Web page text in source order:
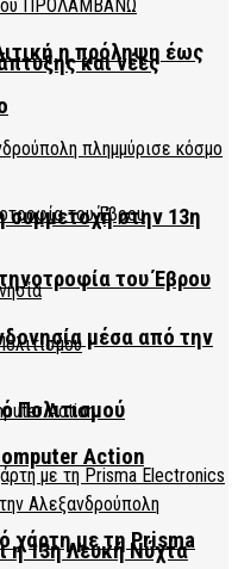
και νέες
του Έβρου
Πολιτισμού
χάρτη με τη Prisma
η πρόληψη έως
στην 13η
μέσα από την
Action
η 13η Λευκή Νύχτα